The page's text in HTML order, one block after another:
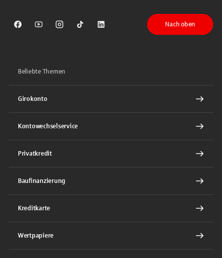
Sparkasse auf Facebook
Sparkasse auf Youtube
Sparkasse auf Instagram
Sparkasse auf TikTok
Sparkasse auf LinkedIn
Nach oben
Beliebte Themen
Girokonto
Kontowechselservice
Privatkredit
Baufinanzierung
Kreditkarte
Wertpapiere